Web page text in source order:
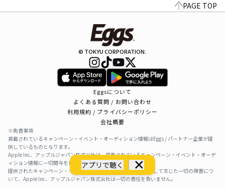
アプリで聴く
PAGE TOP
© TOKYU CORPORATION.
Eggsについて
よくある質問 / お問い合わせ
利用規約 / プライバシーポリシー
会社概要
※免責事項
掲載されているキャンペーン・イベント・オーディション情報はEggs / パートナー企業が提
供しているものとなります。
Apple Inc、アップルジャパン株式会社は、掲載されているキャンペーン・イベント・オーデ
ィション情報に一切関与をしておりません。
提供されたキャンペーン・イベント・オーディション情報を利用して生じた一切の障害につ
いて、Apple Inc、アップルジャパン株式会社は一切の責任を負いません。